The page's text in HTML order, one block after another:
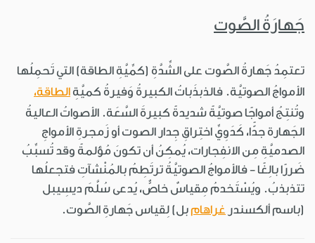
جَهارَةُ الصَّوت
تعتمِدُ جَهارةُ الصَّوت على الشِّدَّةِ (كمِّيَّةِ الطاقة) التي تَحمِلُها
الأمواجُ الصوتيَّة. فالذبذَباتُ الكبيرةُ وَفيرةُ كميَّةِ الطاقة،
وتُنتِجُ أمواجًا صوتيَّةً شديدةً كبيرةَ السَّعَة. الأصواتُ العاليةُ
الجَهارة جدًّا، كَدَوِيِّ اختِراقِ جِدار الصوت أو زَمجرةِ الأمواجِ
الصدميَّةِ مِن الانفِجارات، يُمكِنُ أن تكونَ مُؤلمةً وقد تُسبِّبُ
ضَررًا بالِغًا - فالأمواجُ الصوتيَّةُ ترتَطِمُ بالمُنْشآتِ فتجعلُها
تتذبذبُ. ويُسْتَخدمُ مِقياسٌ خاصٌّ، يُدعى سُلَّمَ ديسِيبل
(باسم ألكسندر غراهامبل) لِقياس جَهارةِ الصَّوت.